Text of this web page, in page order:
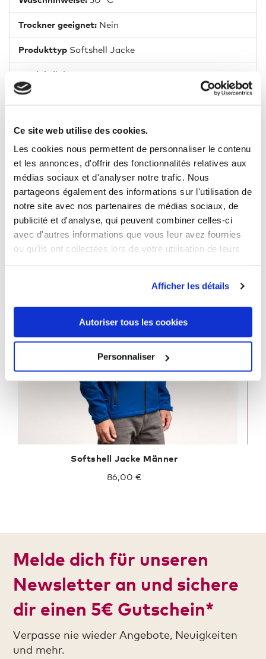
Ce site web utilise des cookies.
Les cookies nous permettent de personnaliser le contenu
et les annonces, d'offrir des fonctionnalités relatives aux
médias sociaux et d'analyser notre trafic. Nous
partageons également des informations sur l'utilisation de
notre site avec nos partenaires de médias sociaux, de
publicité et d'analyse, qui peuvent combiner celles-ci
avec d'autres informations que vous leur avez fournies
ou qu'ils ont collectées lors de votre utilisation de leurs
Afficher les détails
Autoriser tous les cookies
Personnaliser
Trockner geeignet: Nein
Produkttyp Softshell Jacke
Produktlinie
6 ANDERE PRODUKTE DER
GLEICHEN KATEGORIE:
Softshell Jacke Männer
86,00 €
Melde dich für unseren
Newsletter an und sichere
dir einen 5€ Gutschein*
Verpasse nie wieder Angebote, Neuigkeiten
und mehr.